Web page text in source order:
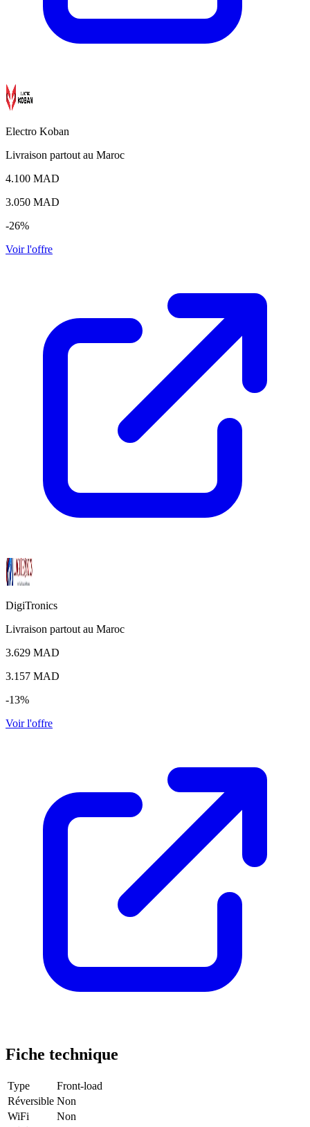
Electro Koban
Livraison partout au Maroc
4.100 MAD
3.050 MAD
-26%
Voir l'offre
DigiTronics
Livraison partout au Maroc
3.629 MAD
3.157 MAD
-13%
Voir l'offre
Fiche technique
Type
Front-load
Réversible Non
WiFi
Non